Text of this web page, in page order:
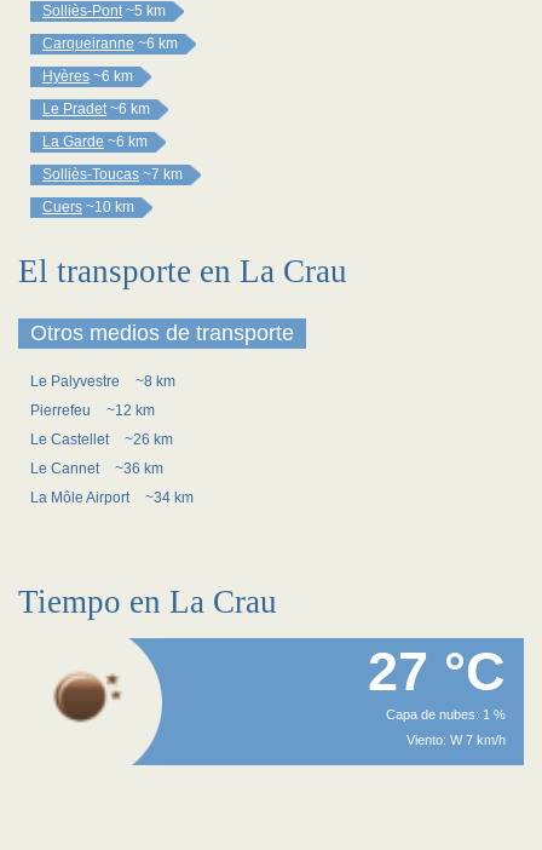
Solliès-Pont ~5 km
Carqueiranne ~6 km
Hyères ~6 km
Le Pradet ~6 km
La Garde ~6 km
Solliès-Toucas ~7 km
Cuers ~10 km
El transporte en La Crau
Otros medios de transporte
Le Palyvestre
~8 km
Pierrefeu
~12 km
Le Castellet
~26 km
Le Cannet
~36 km
La Môle Airport
~34 km
Tiempo en La Crau
27 °C
Capa de nubes: 1 %
Viento: W 7 km/h